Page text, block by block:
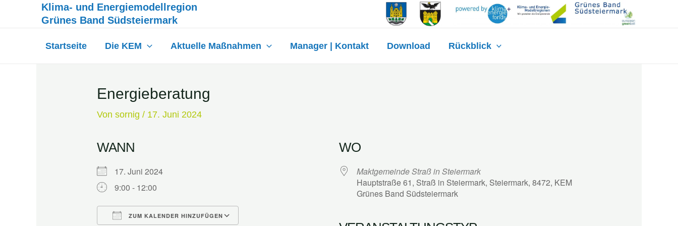
Klima- und Energiemodellregion
Grünes Band Südsteiermark
Startseite Die KEM Aktuelle Maßnahmen Manager | Kontakt Download Rückblick
Energieberatung
Vonsornig/ 17. Juni 2024
WANN
17. Juni 2024
9:00 - 12:00
ZUM KALENDER HINZUFÜGEN
WO
Maktgemeinde Straß in Steiermark
Hauptstraße 61, Straß in Steiermark, Steiermark, 8472, KEM
Grünes Band Südsteiermark